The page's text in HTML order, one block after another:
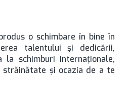
o schimbare în bine în
talentului şi dedicării,
la schimburi internaţionale,
şi ocazia de a te